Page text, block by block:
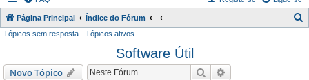
Página Principal Índice do Fórum
Tópicos sem resposta Tópicos ativos
Software Útil
Novo Tópico Pesquisar